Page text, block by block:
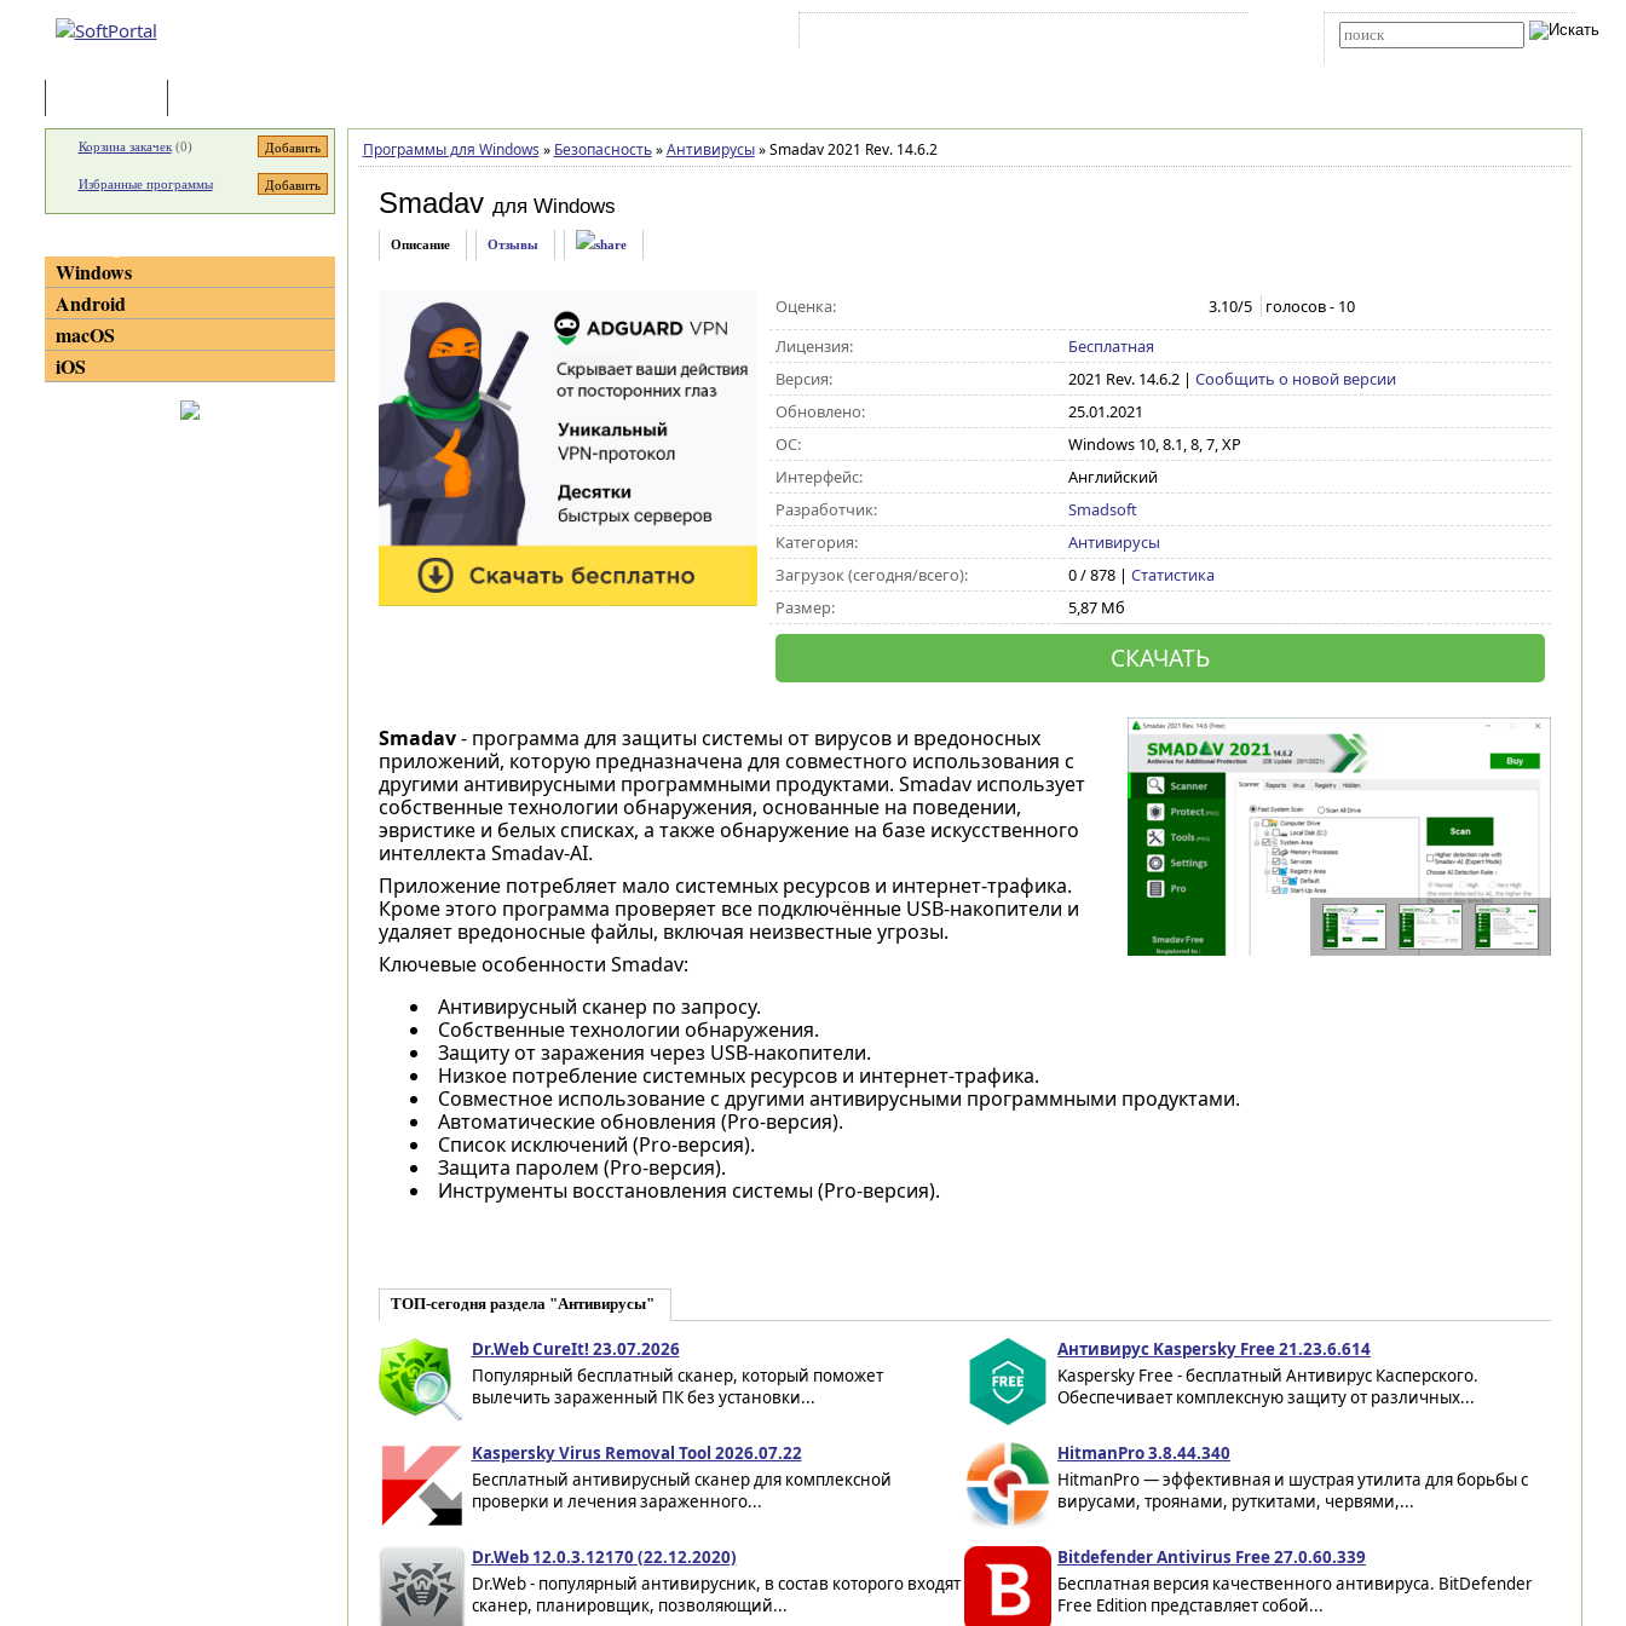
Программы для Windows » Безопасность » Антивирусы »Smadav 2021 Rev. 14.6.2
Smadav для Windows
Описание Отзывы
Оценка: 3.10/5 голосов - 10
Лицензия:
Бесплатная
Версия:
2021 Rev. 14.6.2| Сообщить о новой версии
Обновлено:
25.01.2021
ОС:
Windows 10, 8.1, 8, 7, XP
Интерфейс:
Английский
Разработчик:
Smadsoft
Категория:
Антивирусы
Загрузок (сегодня/всего):
0 / 878 | Статистика
Размер:
5,87 Мб
СКАЧАТЬ
Smadav- программа для защиты системы от вирусов и вредоносных
приложений, которую предназначена для совместного использования с
другими антивирусными программными продуктами. Smadav использует
собственные технологии обнаружения, основанные на поведении,
эвристике и белых списках, а также обнаружение на базе искусственного
интеллекта Smadav-AI.
Приложение потребляет мало системных ресурсов и интернет-трафика.
Кроме этого программа проверяет все подключённые USB-накопители и
удаляет вредоносные файлы, включая неизвестные угрозы.
Ключевые особенности Smadav:
Антивирусный сканер по запросу.
Собственные технологии обнаружения.
Защиту от заражения через USB-накопители.
Низкое потребление системных ресурсов и интернет-трафика.
Совместное использование с другими антивирусными программными продуктами.
Автоматические обновления (Pro-версия).
Список исключений (Pro-версия).
Защита паролем (Pro-версия).
Инструменты восстановления системы (Pro-версия).
ТОП-сегодня раздела "Антивирусы"
Dr.Web CureIt! 23.07.2026
Популярный бесплатный сканер, который поможет
вылечить зараженный ПК без установки...
Антивирус Kaspersky Free 21.23.6.614
Kaspersky Free - бесплатный Антивирус Касперского.
Обеспечивает комплексную защиту от различных...
Kaspersky Virus Removal Tool 2026.07.22
Бесплатный антивирусный сканер для комплексной
проверки и лечения зараженного...
HitmanPro 3.8.44.340
HitmanPro — эффективная и шустрая утилита для борьбы с
вирусами, троянами, руткитами, червями,...
Dr.Web 12.0.3.12170 (22.12.2020)
Dr.Web - популярный антивирусник, в состав которого входят
сканер, планировщик, позволяющий...
Bitdefender Antivirus Free 27.0.60.339
Бесплатная версия качественного антивируса. BitDefender
Free Edition представляет собой...
Корзина закачек(0)
Избранные программы
Windows
Android
macOS
iOS